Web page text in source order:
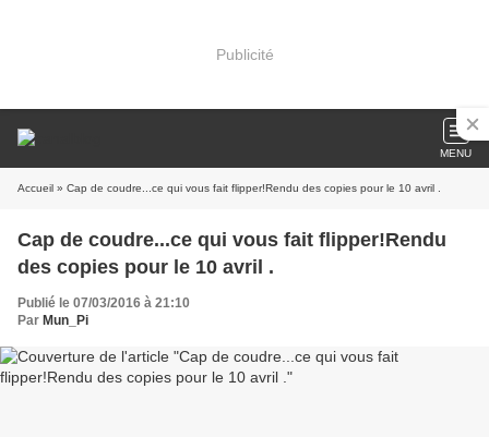
Publicité
MENU
Accueil » Cap de coudre...ce qui vous fait flipper!Rendu des copies pour le 10 avril .
Cap de coudre...ce qui vous fait flipper!Rendu
des copies pour le 10 avril .
Publié le 07/03/2016 à 21:10
Par Mun_Pi